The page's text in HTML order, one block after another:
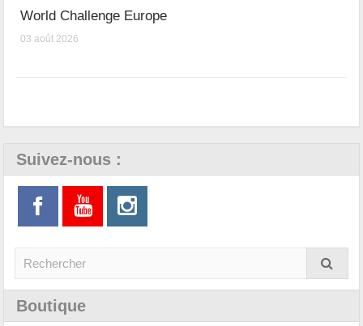
World Challenge Europe
03 août 2026
Suivez-nous :
Boutique